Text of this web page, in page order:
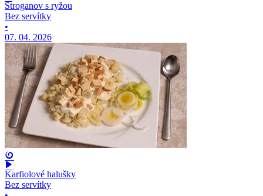
Stroganov s ryžou
Bez servítky
•
07. 04. 2026
Karfiolové halušky
Bez servítky